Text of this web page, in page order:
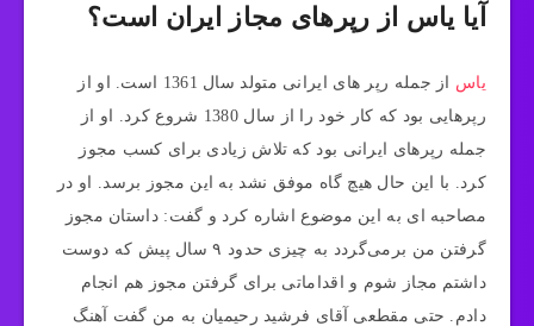
آیا یاس از رپرهای مجاز ایران است؟
یاس
از جمله رپر های ایرانی متولد سال 1361 است. او از
رپرهایی بود که کار خود را از سال 1380 شروع کرد. او از
جمله رپرهای ایرانی بود که تلاش زیادی برای کسب مجوز
کرد. با این حال هیچ گاه موفق نشد به این مجوز برسد. او در
مصاحبه ای به این موضوع اشاره کرد و گفت: داستان مجوز
گرفتن من برمی‌گردد به چیزی حدود ۹ سال پیش که دوست
داشتم مجاز شوم و اقداماتی برای گرفتن مجوز هم انجام
دادم. حتی مقطعی آقای فرشید رحیمیان به من گفت آهنگ‌